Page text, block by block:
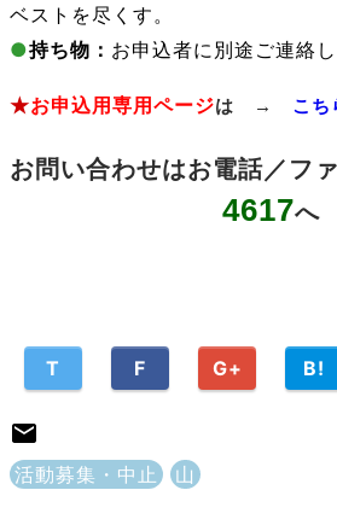
ベストを尽くす。
●持ち物： お申込者に別途ご連絡し
★お申込用専用ページは → こち
お問い合わせはお電話／フ
4617へ
T F G+ B!
活動募集・中止 山